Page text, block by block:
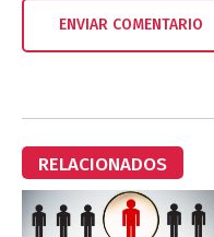
RELACIONADOS